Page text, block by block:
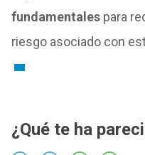
fundamentalespara
riesgo asociado con
¿Qué te ha